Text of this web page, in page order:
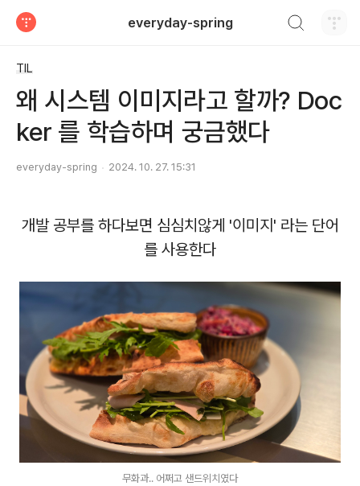
everyday-spring
TIL
왜 시스템 이미지라고 할까? Doc
ker 를 학습하며 궁금했다
everyday-spring 2024. 10. 27. 15:31
개발 공부를 하다보면 심심치않게 '이미지' 라는 단어
를 사용한다
무화과.. 어쩌고 샌드위치였다